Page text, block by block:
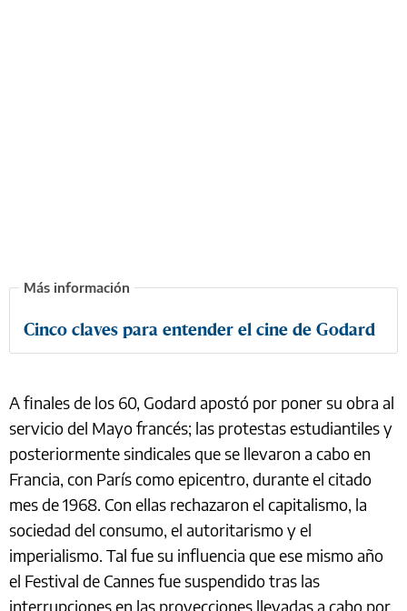
Cinco claves para entender el cine de Godard
A finales de los 60, Godard apostó por poner su obra al
servicio del Mayo francés; las protestas estudiantiles y
posteriormente sindicales que se llevaron a cabo en
Francia, con París como epicentro, durante el citado
mes de 1968. Con ellas rechazaron el capitalismo, la
sociedad del consumo, el autoritarismo y el
imperialismo. Tal fue su influencia que ese mismo año
el Festival de Cannes fue suspendido tras las
interrupciones en las proyecciones llevadas a cabo por